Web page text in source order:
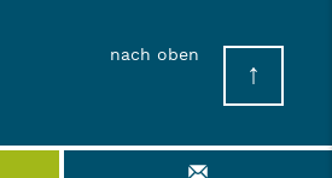
nach oben
↑